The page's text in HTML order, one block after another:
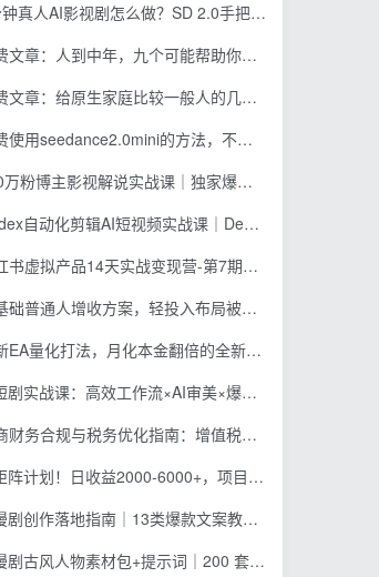
AI影视剧怎么做？SD 2.0手把手完整制作流程｜Higgsfield 14天SD 2.0/2.5无限生成
章：人到中年，九个可能帮助你延长寿命的习惯
：给原生家庭比较一般人的几点建议，打破阶层局限，实现个人与家族代际向上跃升
seedance2.0mini的方法，不能真人，可以无限10秒视频，9图+3音频参考
主影视解说实战课｜独家爆款私藏思路，AI文案剪映PR剪辑发布全流程教学
动化剪辑AI短视频实战课｜DeepSeek V4 Pro多API联动，图文成片封装Skill全流程
产品14天实战变现营-第7期：需求挖掘×AI+Skill原创×产品矩阵×内容笔记×一人公司进阶×全链路
通人增收方案，轻投入布局被动收入，多多虚拟月收益 1-3 万
量化打法，月化本金翻倍的全新策略，安全稳定持续输出
课：高效工作流×AI审美×爆款拆解×文案角色场景分镜×LibTV进阶×站位控制×从脚本到成片交付全流程
合规与税务优化指南：增值税+企税+个税全覆盖，财务制度搭建落地纳税筹划方案
划！日收益2000-6000+，项目绿色长久，安全稳健，合规靠谱，可批量放大。
作落地指南｜13类爆款文案教学，Sora、即梦、GPT-Image全套出片工具实操教学
人物素材包+提示词｜200 套古代言情三视图，配套专属提示词短剧主角配角直接套用